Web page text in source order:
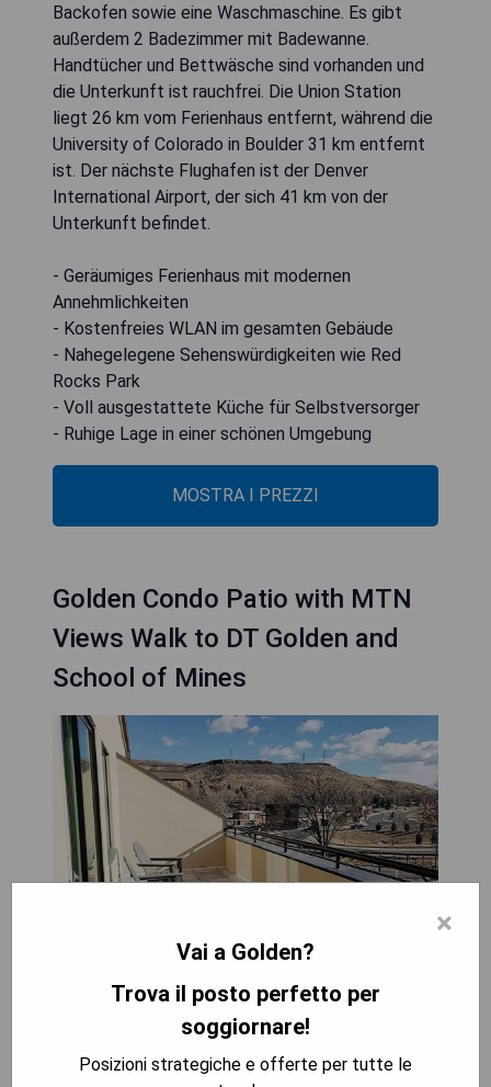
Backofen sowie eine Waschmaschine. Es gibt
außerdem 2 Badezimmer mit Badewanne.
Handtücher und Bettwäsche sind vorhanden und
die Unterkunft ist rauchfrei. Die Union Station
liegt 26 km vom Ferienhaus entfernt, während die
University of Colorado in Boulder 31 km entfernt
ist. Der nächste Flughafen ist der Denver
International Airport, der sich 41 km von der
Unterkunft befindet.
- Geräumiges Ferienhaus mit modernen
Annehmlichkeiten
- Kostenfreies WLAN im gesamten Gebäude
- Nahegelegene Sehenswürdigkeiten wie Red
Rocks Park
- Voll ausgestattete Küche für Selbstversorger
- Ruhige Lage in einer schönen Umgebung
MOSTRA I PREZZI
Golden Condo Patio with MTN
Views Walk to DT Golden and
School of Mines
Das Golden Condo Patio mit Bergblick, nur einen
kurzen Spaziergang von Downtown Golden und
der School of Mines entfernt, bietet eine
Terrasse und liegt in Golden, 7,8 km von Dinosaur
×
Vai a Golden?
Trova il posto perfetto per
soggiornare!
Posizioni strategiche e offerte per tutte le